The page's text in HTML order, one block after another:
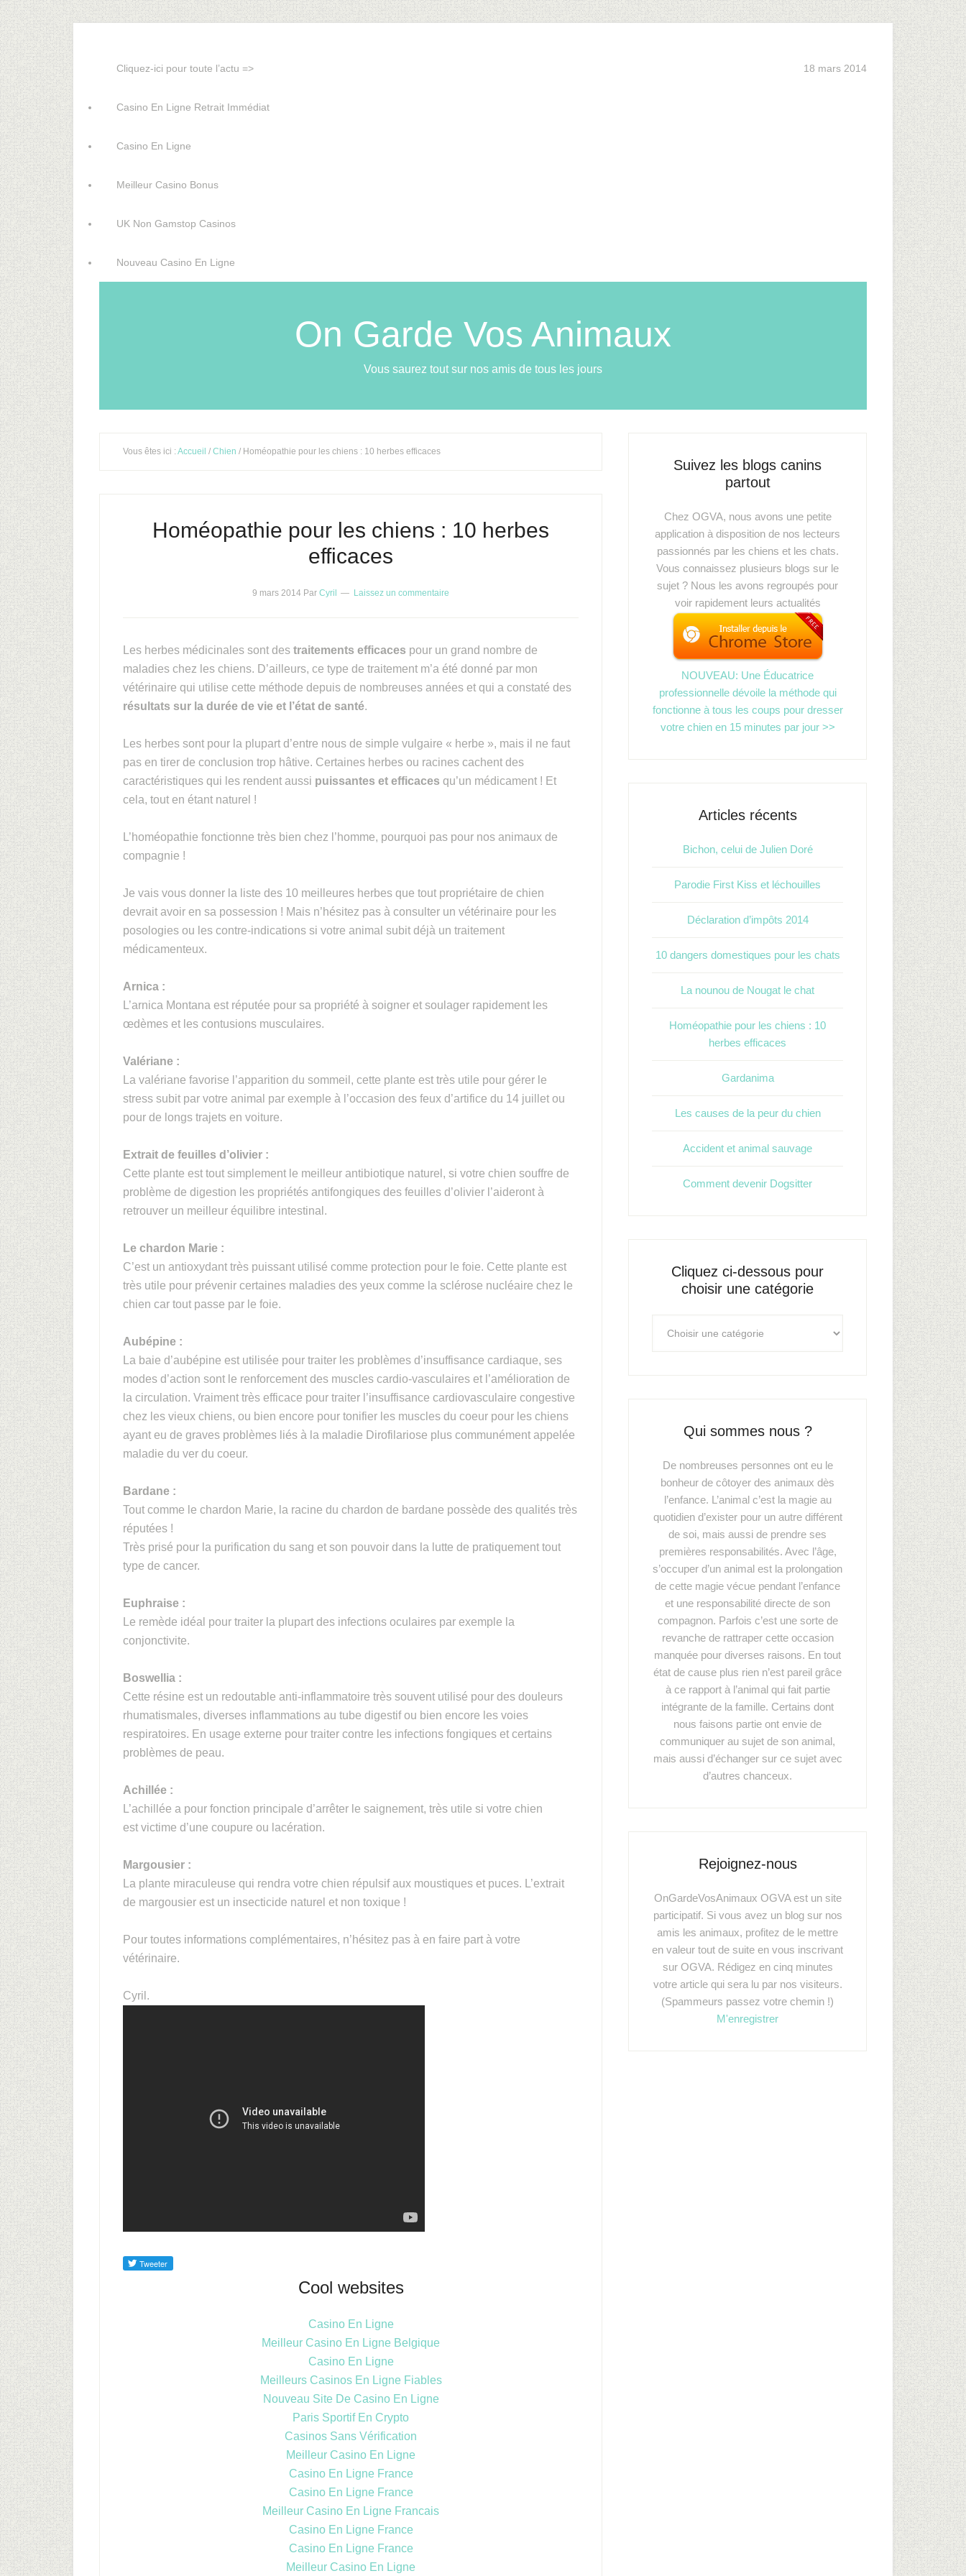
Cliquez-ici pour toute l’actu => 18 mars 2014
Casino En Ligne Retrait Immédiat
Casino En Ligne
Meilleur Casino Bonus
UK Non Gamstop Casinos
Nouveau Casino En Ligne
On Garde Vos Animaux
Vous saurez tout sur nos amis de tous les jours
Vous êtes ici : Accueil / Chien / Homéopathie pour les chiens : 10 herbes efficaces
Homéopathie pour les chiens : 10 herbes
efficaces
9 mars 2014 Par Cyril Laissez un commentaire
Les herbes médicinales sont des traitements efficaces pour un grand nombre de
maladies chez les chiens. D’ailleurs, ce type de traitement m’a été donné par mon
vétérinaire qui utilise cette méthode depuis de nombreuses années et qui a constaté des
résultats sur la durée de vie et l’état de santé.
Les herbes sont pour la plupart d’entre nous de simple vulgaire « herbe », mais il ne faut
pas en tirer de conclusion trop hâtive. Certaines herbes ou racines cachent des
caractéristiques qui les rendent aussi puissantes et efficaces qu’un médicament ! Et
cela, tout en étant naturel !
L’homéopathie fonctionne très bien chez l’homme, pourquoi pas pour nos animaux de
compagnie !
Je vais vous donner la liste des 10 meilleures herbes que tout propriétaire de chien
devrait avoir en sa possession ! Mais n’hésitez pas à consulter un vétérinaire pour les
posologies ou les contre-indications si votre animal subit déjà un traitement
médicamenteux.
Arnica :
L’arnica Montana est réputée pour sa propriété à soigner et soulager rapidement les
œdèmes et les contusions musculaires.
Valériane :
La valériane favorise l’apparition du sommeil, cette plante est très utile pour gérer le
stress subit par votre animal par exemple à l’occasion des feux d’artifice du 14 juillet ou
pour de longs trajets en voiture.
Extrait de feuilles d’olivier :
Cette plante est tout simplement le meilleur antibiotique naturel, si votre chien souffre de
problème de digestion les propriétés antifongiques des feuilles d’olivier l’aideront à
retrouver un meilleur équilibre intestinal.
Le chardon Marie :
C’est un antioxydant très puissant utilisé comme protection pour le foie. Cette plante est
très utile pour prévenir certaines maladies des yeux comme la sclérose nucléaire chez le
chien car tout passe par le foie.
Aubépine :
La baie d’aubépine est utilisée pour traiter les problèmes d’insuffisance cardiaque, ses
modes d’action sont le renforcement des muscles cardio-vasculaires et l’amélioration de
la circulation. Vraiment très efficace pour traiter l’insuffisance cardiovasculaire congestive
chez les vieux chiens, ou bien encore pour tonifier les muscles du coeur pour les chiens
ayant eu de graves problèmes liés à la maladie Dirofilariose plus communément appelée
maladie du ver du coeur.
Bardane :
Tout comme le chardon Marie, la racine du chardon de bardane possède des qualités très
réputées !
Très prisé pour la purification du sang et son pouvoir dans la lutte de pratiquement tout
type de cancer.
Euphraise :
Le remède idéal pour traiter la plupart des infections oculaires par exemple la
conjonctivite.
Boswellia :
Cette résine est un redoutable anti-inflammatoire très souvent utilisé pour des douleurs
rhumatismales, diverses inflammations au tube digestif ou bien encore les voies
respiratoires. En usage externe pour traiter contre les infections fongiques et certains
problèmes de peau.
Achillée :
L’achillée a pour fonction principale d’arrêter le saignement, très utile si votre chien
est victime d’une coupure ou lacération.
Margousier :
La plante miraculeuse qui rendra votre chien répulsif aux moustiques et puces. L’extrait
de margousier est un insecticide naturel et non toxique !
Pour toutes informations complémentaires, n’hésitez pas à en faire part à votre
vétérinaire.
Cyril.
Cool websites
Casino En Ligne
Meilleur Casino En Ligne Belgique
Casino En Ligne
Meilleurs Casinos En Ligne Fiables
Nouveau Site De Casino En Ligne
Paris Sportif En Crypto
Casinos Sans Vérification
Meilleur Casino En Ligne
Casino En Ligne France
Casino En Ligne France
Meilleur Casino En Ligne Francais
Casino En Ligne France
Casino En Ligne France
Meilleur Casino En Ligne
Suivez les blogs canins
partout
Chez OGVA, nous avons une petite
application à disposition de nos lecteurs
passionnés par les chiens et les chats.
Vous connaissez plusieurs blogs sur le
sujet ? Nous les avons regroupés pour
voir rapidement leurs actualités
NOUVEAU: Une Éducatrice
professionnelle dévoile la méthode qui
fonctionne à tous les coups pour dresser
votre chien en 15 minutes par jour >>
Articles récents
Bichon, celui de Julien Doré
Parodie First Kiss et léchouilles
Déclaration d’impôts 2014
10 dangers domestiques pour les chats
La nounou de Nougat le chat
Homéopathie pour les chiens : 10
herbes efficaces
Gardanima
Les causes de la peur du chien
Accident et animal sauvage
Comment devenir Dogsitter
Cliquez ci-dessous pour
choisir une catégorie
Qui sommes nous ?
De nombreuses personnes ont eu le
bonheur de côtoyer des animaux dès
l’enfance. L’animal c’est la magie au
quotidien d’exister pour un autre différent
de soi, mais aussi de prendre ses
premières responsabilités. Avec l’âge,
s’occuper d’un animal est la prolongation
de cette magie vécue pendant l’enfance
et une responsabilité directe de son
compagnon. Parfois c’est une sorte de
revanche de rattraper cette occasion
manquée pour diverses raisons. En tout
état de cause plus rien n’est pareil grâce
à ce rapport à l’animal qui fait partie
intégrante de la famille. Certains dont
nous faisons partie ont envie de
communiquer au sujet de son animal,
mais aussi d’échanger sur ce sujet avec
d’autres chanceux.
Rejoignez-nous
OnGardeVosAnimaux OGVA est un site
participatif. Si vous avez un blog sur nos
amis les animaux, profitez de le mettre
en valeur tout de suite en vous inscrivant
sur OGVA. Rédigez en cinq minutes
votre article qui sera lu par nos visiteurs.
(Spammeurs passez votre chemin !)
M'enregistrer